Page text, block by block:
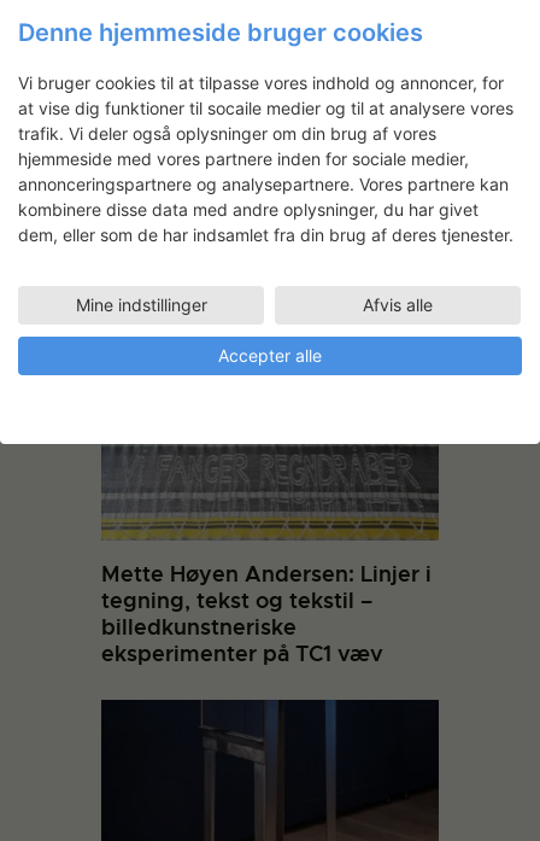
Andre projekter
Mette Høyen Andersen: Linjer i
tegning, tekst og tekstil –
billedkunstneriske
eksperimenter på TC1 væv
Denne hjemmeside bruger cookies
Vi bruger cookies til at tilpasse vores indhold og annoncer, for
at vise dig funktioner til socaile medier og til at analysere vores
trafik. Vi deler også oplysninger om din brug af vores
hjemmeside med vores partnere inden for sociale medier,
annonceringspartnere og analysepartnere. Vores partnere kan
kombinere disse data med andre oplysninger, du har givet
dem, eller som de har indsamlet fra din brug af deres tjenester.
Mine indstillinger Afvis alle
Accepter alle